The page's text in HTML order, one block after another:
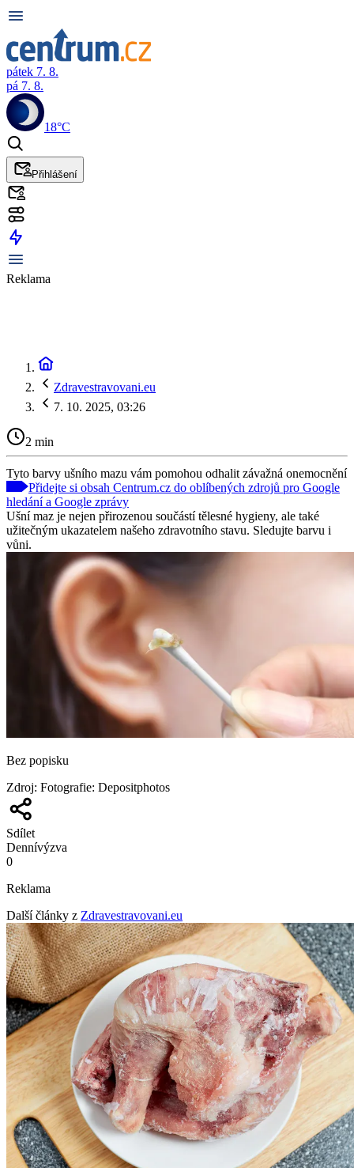
pátek 7. 8.
pá 7. 8.
18°C
Přihlášení
Reklama
Zdravestravovani.eu
7. 10. 2025, 03:26
2 min
Tyto barvy ušního mazu vám pomohou odhalit závažná onemocnění
Přidejte si obsah Centrum.cz do oblíbených zdrojů pro Google
hledání a Google zprávy
Ušní maz je nejen přirozenou součástí tělesné hygieny, ale také
užitečným ukazatelem našeho zdravotního stavu. Sledujte barvu i
vůni.
Bez popisku
Zdroj: Fotografie: Depositphotos
Sdílet
Dennívýzva
0
Reklama
Další články z Zdravestravovani.eu